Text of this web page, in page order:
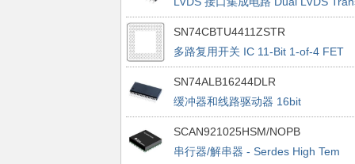
Receiver
SN74CBTU4411ZSTR
多路复用开关 IC 11-Bit 1-of-4 FET
Mltplxr/Demltplxr
SN74ALB16244DLR
缓冲器和线路驱动器 16bit
SCAN921025HSM/NOPB
串行器/解串器 - Serdes High Tem